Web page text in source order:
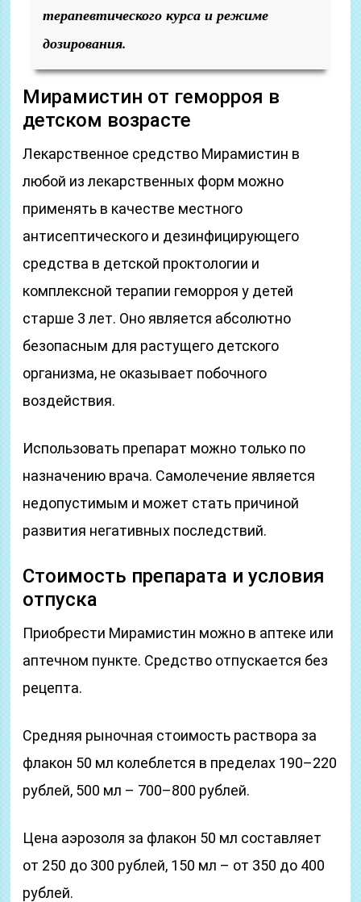
терапевтического курса и режиме
дозирования.
Мирамистин от геморроя в
детском возрасте
Лекарственное средство Мирамистин в
любой из лекарственных форм можно
применять в качестве местного
антисептического и дезинфицирующего
средства в детской проктологии и
комплексной терапии геморроя у детей
старше 3 лет. Оно является абсолютно
безопасным для растущего детского
организма, не оказывает побочного
воздействия.
Использовать препарат можно только по
назначению врача. Самолечение является
недопустимым и может стать причиной
развития негативных последствий.
Стоимость препарата и условия
отпуска
Приобрести Мирамистин можно в аптеке или
аптечном пункте. Средство отпускается без
рецепта.
Средняя рыночная стоимость раствора за
флакон 50 мл колеблется в пределах 190–220
рублей, 500 мл – 700–800 рублей.
Цена аэрозоля за флакон 50 мл составляет
от 250 до 300 рублей, 150 мл – от 350 до 400
рублей.